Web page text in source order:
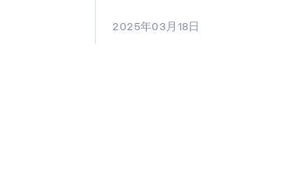
2025年03月18日